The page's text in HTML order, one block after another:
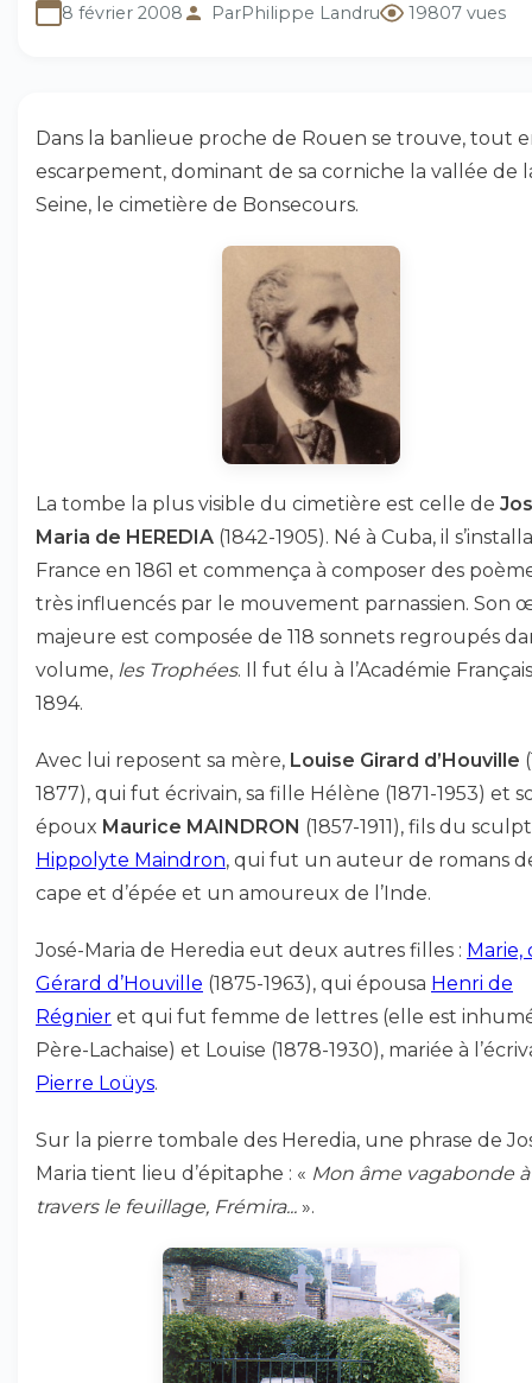
8 février 2008 ParPhilippe Landru 19807 vues
Dans la banlieue proche de Rouen se trouve, tout
escarpement, dominant de sa corniche la vallée de
Seine, le cimetière de Bonsecours.
La tombe la plus visible du cimetière est celle de
Maria de HEREDIA (1842-1905). Né à Cuba, il
France en 1861 et commença à composer des
très influencés par le mouvement parnassien. Son
majeure est composée de 118 sonnets regroupés
volume, les Trophées. Il fut élu à l’Académie
1894.
Avec lui reposent sa mère, Louise Girard d’Houville
1877), qui fut écrivain, sa fille Hélène (1871-1953) et
époux Maurice MAINDRON (1857-1911), fils du
Hippolyte Maindron, qui fut un auteur de romans
cape et d’épée et un amoureux de l’Inde.
José-Maria de Heredia eut deux autres filles : Marie,
Gérard d’Houville (1875-1963), qui épousa Henri de
Régnier et qui fut femme de lettres (elle est
Père-Lachaise) et Louise (1878-1930), mariée à
Pierre Loüys.
Sur la pierre tombale des Heredia, une phrase de
Maria tient lieu d’épitaphe : « Mon âme vagabonde à
travers le feuillage, Frémira... ».